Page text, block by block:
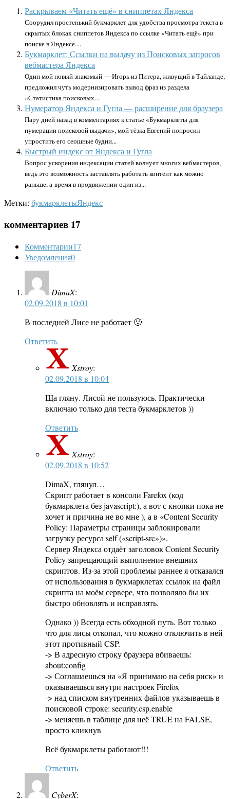
Раскрываем «Читать ещё» в сниппетах Яндекса
Соорудил простенький букмарклет для удобства просмотра текста в
скрытых блоках сниппетов Яндекса по ссылке «Читать ещё» при
поиске в Яндексе....
Букмарклет: Ссылки на выдачу из Поисковых запросов
вебмастера Яндекса
Один мой новый знакомый — Игорь из Питера, живущий в Тайланде,
предложил чуть модернизировать вывод фраз из раздела
«Статистика поисковых...
Нумератор Яндекса и Гугла — расширение для браузера
Пару дней назад в комментариях к статье «Букмарклеты для
нумерации поисковой выдачи», мой тёзка Евгений попросил
упростить его сеошные будни...
Быстрый индекс от Яндекса и Гугла
Вопрос ускорения индексации статей волнует многих вебмастеров,
ведь это возможность заставлять работать контент как можно
раньше, а время в продвижении один из...
Метки: букмарклетыЯндекс
комментариев 17
Комментарии17
Уведомления0
DimaX:
02.09.2018 в 10:01
В последней Лисе не работает 🙁
Ответить
Xstroy:
02.09.2018 в 10:04
Ща гляну. Лисой не пользуюсь. Практически
включаю только для теста букмарклетов ))
Ответить
Xstroy:
02.09.2018 в 10:52
DimaX, глянул…
Скрипт работает в консоли Farefox (код
букмарклета без javascript:), а вот с кнопки пока не
хочет и причина не во мне ), а в «Content Security
Policy: Параметры страницы заблокировали
загрузку ресурса self («script-src»)».
Сервер Яндекса отдаёт заголовок Content Security
Policy запрещающий выполнение внешних
скриптов. Из-за этой проблемы раннее я отказался
от использования в букмарклетах ссылок на файл
скрипта на моём сервере, что позволяло бы их
быстро обновлять и исправлять.
Однако )) Всегда есть обходной путь. Вот только
что для лисы откопал, что можно отключить в ней
этот противный CSP.
-> В адресную строку браузера вбиваешь:
about:config
-> Соглашаешься на «Я принимаю на себя риск» и
оказываешься внутри настроек Firefox
-> над списком внутренних файлов указываешь в
поисковой строке: security.csp.enable
-> меняешь в таблице для неё TRUE на FALSE,
просто кликнув
Всё букмарклеты работают!!!
Ответить
CyberX: